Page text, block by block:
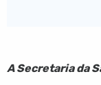
A Secretaria da